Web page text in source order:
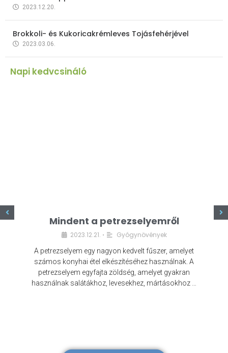
2023.12.20.
Brokkoli- és Kukoricakrémleves Tojásfehérjével
2023.03.06.
Napi kedvcsináló
Mindent a petrezselyemről
2023.12.21. • Gyógynövények
A petrezselyem egy nagyon kedvelt fűszer, amelyet
számos konyhai étel elkészítéséhez használnak. A
petrezselyem egyfajta zöldség, amelyet gyakran
használnak salátákhoz, levesekhez, mártásokhoz …